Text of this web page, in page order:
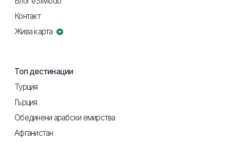
Контакт
Жива карта
Топ дестинации
Турция
Гърция
Обединени арабски емирства
Афганистан